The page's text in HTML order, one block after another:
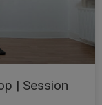
| Session